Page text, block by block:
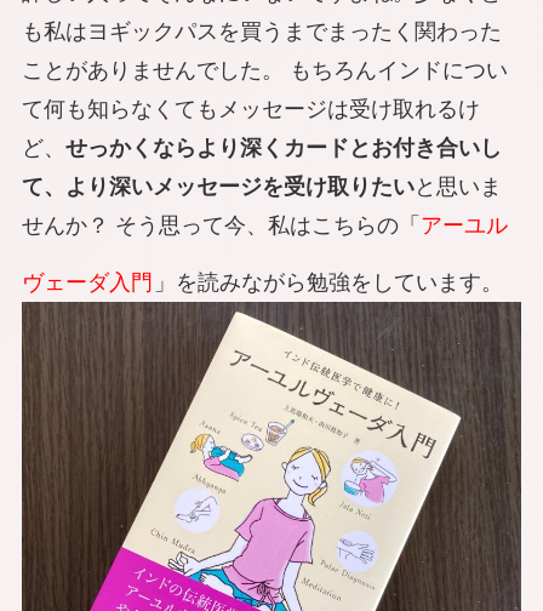
も私はヨギックパスを買うまでまったく関わった
ことがありませんでした。 もちろんインドについ
て何も知らなくてもメッセージは受け取れるけ
ど、 せっかくならより深くカードとお付き合いし
て、より深いメッセージを受け取りたいと思いま
せんか？ そう思って今、私はこちらの「 アーユル
ヴェーダ入門 」を読みながら勉強をしています。